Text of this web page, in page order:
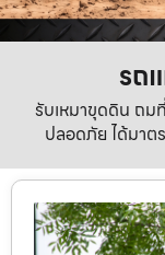
รถ
รับเหมาขุดดิน ถม
ปลอดภัย ได้มาต